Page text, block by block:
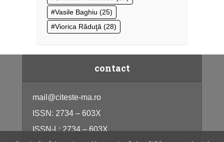
Vasile Baghiu (25)
Viorica Răduţă (28)
contact
mail@citeste-ma.ro
ISSN: 2734 – 603X
ISSN-L: 2734 – 603X